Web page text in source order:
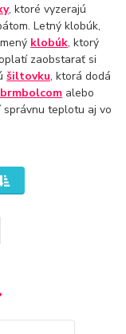
, ktoré vyzerajú
Letný klobúk,
klobúk, ktorý
zaobstarať si
šiltovku, ktorá dodá
alebo
správnu teplotu aj vo